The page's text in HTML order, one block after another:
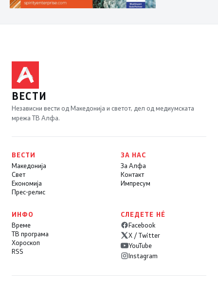
ВЕСТИ
Независни вести од Македонија и светот, дел од медиумската
мрежа ТВ Алфа.
ВЕСТИ
Македонија
Свет
Економија
Прес-релис
ЗА НАС
За Алфа
Контакт
Импресум
ИНФО
Време
ТВ програма
Хороскоп
RSS
СЛЕДЕТЕ НÉ
Facebook
X / Twitter
YouTube
Instagram